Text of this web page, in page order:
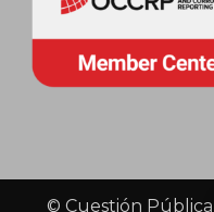
© Cuestión